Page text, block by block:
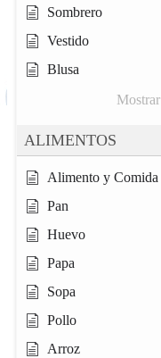
Sombrero
Vestido
Blusa
ALIMENTOS
Alimento y Comida
Pan
Huevo
Papa
Sopa
Pollo
Arroz